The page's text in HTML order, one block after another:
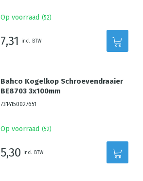
Op voorraad (52)
7,31 incl. BTW
Bahco Kogelkop Schroevendraaier
BE8703 3x100mm
7314150027651
Op voorraad (52)
5,30 incl. BTW